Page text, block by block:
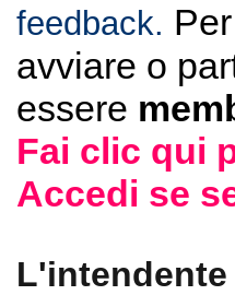
feedback.
avviare o
essere
Fai clic qui
Accedi se